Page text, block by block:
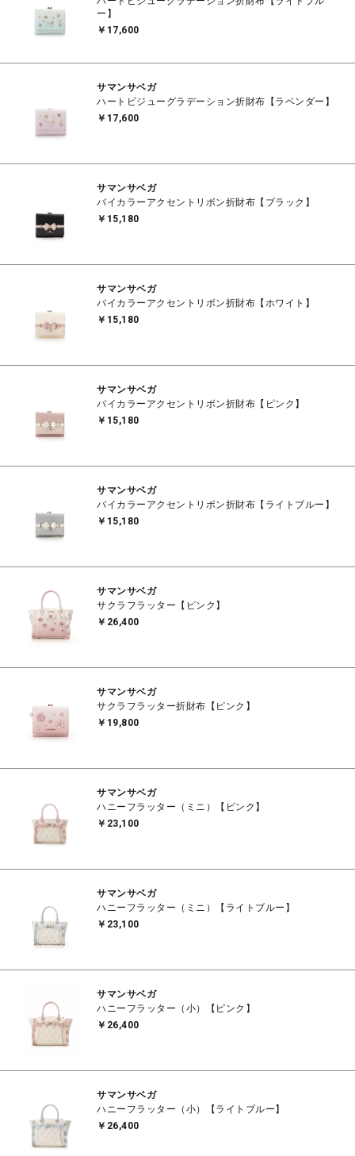
ー】
￥17,600
サマンサベガ
ハートビジューグラデーション折財布【ラベンダー】
￥17,600
サマンサベガ
バイカラーアクセントリボン折財布【ブラック】
￥15,180
サマンサベガ
バイカラーアクセントリボン折財布【ホワイト】
￥15,180
サマンサベガ
バイカラーアクセントリボン折財布【ピンク】
￥15,180
サマンサベガ
バイカラーアクセントリボン折財布【ライトブルー】
￥15,180
サマンサベガ
サクラフラッター【ピンク】
￥26,400
サマンサベガ
サクラフラッター折財布【ピンク】
￥19,800
サマンサベガ
ハニーフラッター（ミニ）【ピンク】
￥23,100
サマンサベガ
ハニーフラッター（ミニ）【ライトブルー】
￥23,100
サマンサベガ
ハニーフラッター（小）【ピンク】
￥26,400
サマンサベガ
ハニーフラッター（小）【ライトブルー】
￥26,400